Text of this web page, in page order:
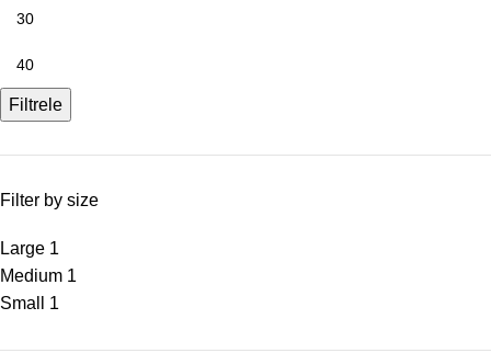
Filtrele
Filter by size
Large 1
Medium 1
Small
1